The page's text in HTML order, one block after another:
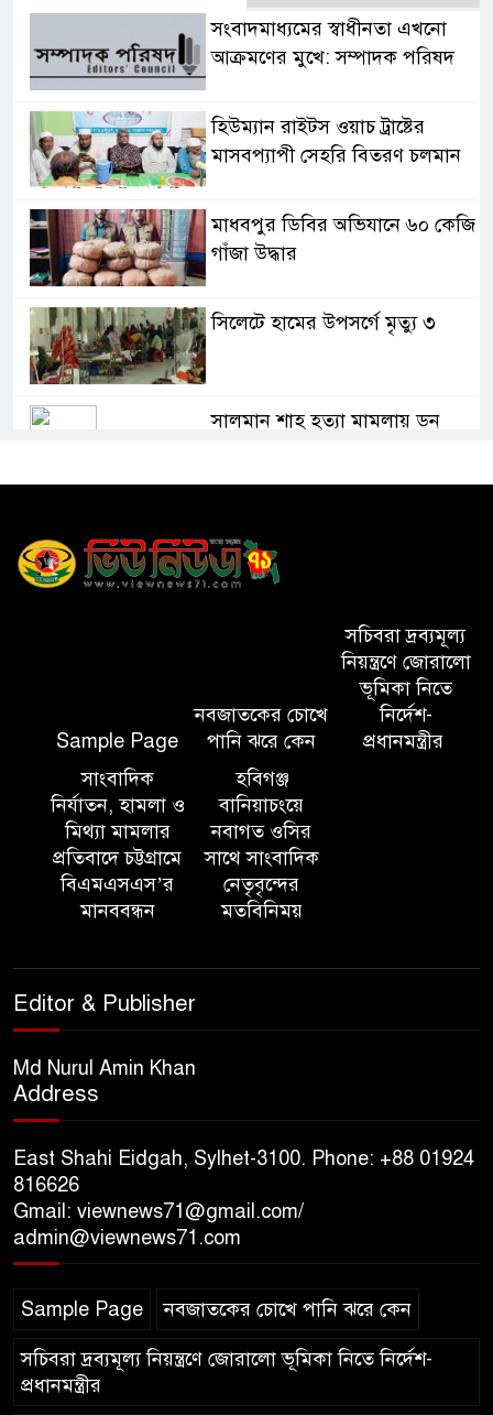
সংবাদমাধ্যমের স্বাধীনতা এখনো
আক্রমণের মুখে: সম্পাদক পরিষদ
হিউম্যান রাইটস ওয়াচ ট্রাষ্টের
মাসবপ্যাপী সেহরি বিতরণ চলমান
মাধবপুর ডিবির অভিযানে ৬০ কেজি
গাঁজা উদ্ধার
সিলেটে হামের উপসর্গে মৃত্যু ৩
সালমান শাহ হত্যা মামলায় ডন
নিহত ২
কর্পোরেশনের এক কর্মচারী
বিদ্যুৎস্পৃষ্টে মৃত্যু, আহত ২
সিলেটে জৈন্তাপুরে পাহাড় ও টিলা
ঝুঁকিতে বসতবাড়ি
সিলেটে মাজারে গান গাইতে এসে
বাউলশিল্পী পেহলি ভৈরবী সড়ক
দুর্ঘটনায় নিহত
সিলেটের ওসমানীনগর এলাকায়
লক্ষ্যে আন্তঃমন্ত্রণালয় সভা অনুষ্ঠিত
সিলেট ইসলামিক ফাউন্ডেশনে
জুলাই গণঅভ্যুত্থান দিবস ২০২৬
মাহফিল
Sample Page
নবজাতকের চোখে
পানি ঝরে কেন
সচিবরা দ্রব্যমূল্য
নিয়ন্ত্রণে জোরালো
ভূমিকা নিতে
নির্দেশ-
প্রধানমন্ত্রীর
সাংবাদিক
নির্যাতন, হামলা ও
মিথ্যা মামলার
প্রতিবাদে চট্টগ্রামে
বিএমএসএস’র
মানববন্ধন
হবিগঞ্জ
বানিয়াচংয়ে
নবাগত ওসির
সাথে সাংবাদিক
নেতৃবৃন্দের
মতবিনিময়
Editor & Publisher
Md Nurul Amin Khan
Address
East Shahi Eidgah, Sylhet-3100. Phone: +88 01924
816626
Gmail: viewnews71@gmail.com/
admin@viewnews71.com
Sample Page নবজাতকের চোখে পানি ঝরে কেন
সচিবরা দ্রব্যমূল্য নিয়ন্ত্রণে জোরালো ভূমিকা নিতে নির্দেশ-
প্রধানমন্ত্রীর